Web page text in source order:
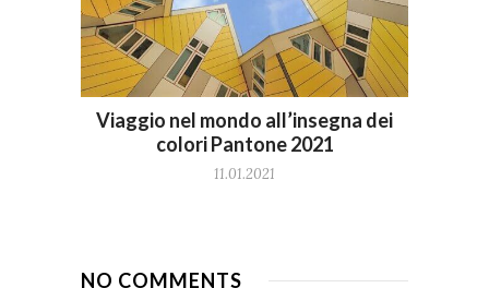
Viaggio nel mondo all’insegna dei
colori Pantone 2021
11.01.2021
NO COMMENTS